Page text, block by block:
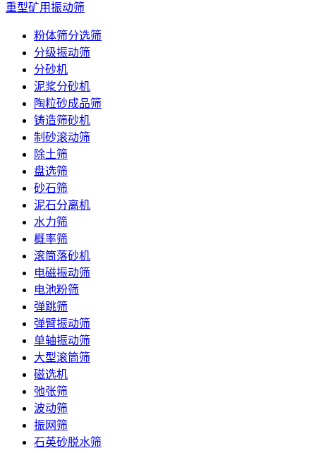
重型矿用振动筛
粉体筛分选筛
分级振动筛
分砂机
泥浆分砂机
陶粒砂成品筛
铸造筛砂机
制砂滚动筛
除土筛
盘选筛
砂石筛
泥石分离机
水力筛
概率筛
滚筒落砂机
电磁振动筛
电池粉筛
弹跳筛
弹臂振动筛
单轴振动筛
大型滚筒筛
磁选机
弛张筛
波动筛
振网筛
石英砂脱水筛